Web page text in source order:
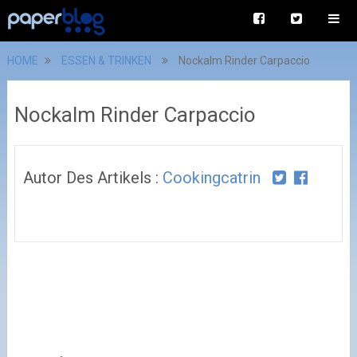
HOME ESSEN & TRINKEN Nockalm Rinder Carpaccio
Nockalm Rinder Carpaccio
Autor Des Artikels : Cookingcatrin